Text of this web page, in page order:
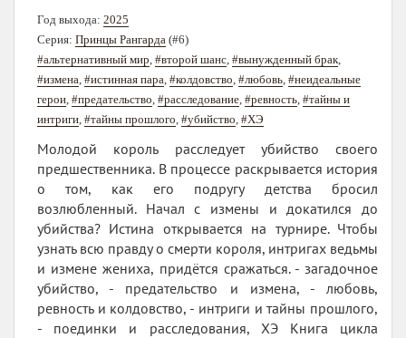
Год выхода: 2025
Серия: Принцы Рангарда (#6)
#альтернативный мир, #второй шанс, #вынужденный брак,
#измена, #истинная пара, #колдовство, #любовь, #неидеальные
герои, #предательство, #расследование, #ревность, #тайны и
интриги, #тайны прошлого, #убийство, #ХЭ
Молодой король расследует убийство своего
предшественника. В процессе раскрывается история
о том, как его подругу детства бросил
возлюбленный. Начал с измены и докатился до
убийства? Истина открывается на турнире. Чтобы
узнать всю правду о смерти короля, интригах ведьмы
и измене жениха, придётся сражаться. - загадочное
убийство, - предательство и измена, - любовь,
ревность и колдовство, - интриги и тайны прошлого,
- поединки и расследования, ХЭ Книга цикла